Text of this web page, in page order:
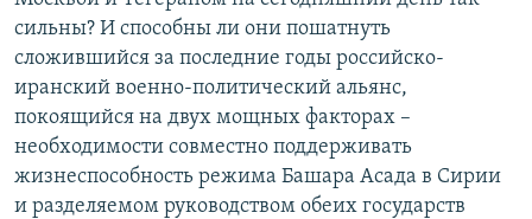
сильны? И способны ли они пошатнуть
сложившийся за последние годы российско-
иранский военно-политический альянс,
покоящийся на двух мощных факторах –
необходимости совместно поддерживать
жизнеспособность режима Башара Асада в Сирии
и разделяемом руководством обеих государств